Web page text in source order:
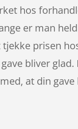
hos
er man
prisen
bliver
at din